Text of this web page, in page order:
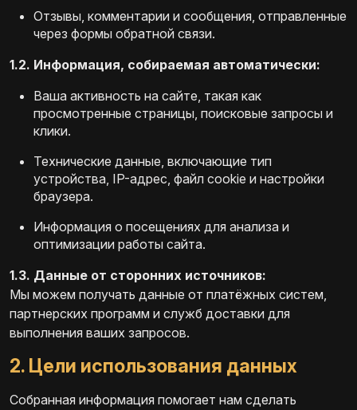
Отзывы, комментарии и сообщения, отправленные
через формы обратной связи.
1.2. Информация, собираемая автоматически:
Ваша активность на сайте, такая как
просмотренные страницы, поисковые запросы и
клики.
Технические данные, включающие тип
устройства, IP-адрес, файл cookie и настройки
браузера.
Информация о посещениях для анализа и
оптимизации работы сайта.
1.3. Данные от сторонних источников:
Мы можем получать данные от платёжных систем,
партнерских программ и служб доставки для
выполнения ваших запросов.
2. Цели использования данных
Собранная информация помогает нам сделать